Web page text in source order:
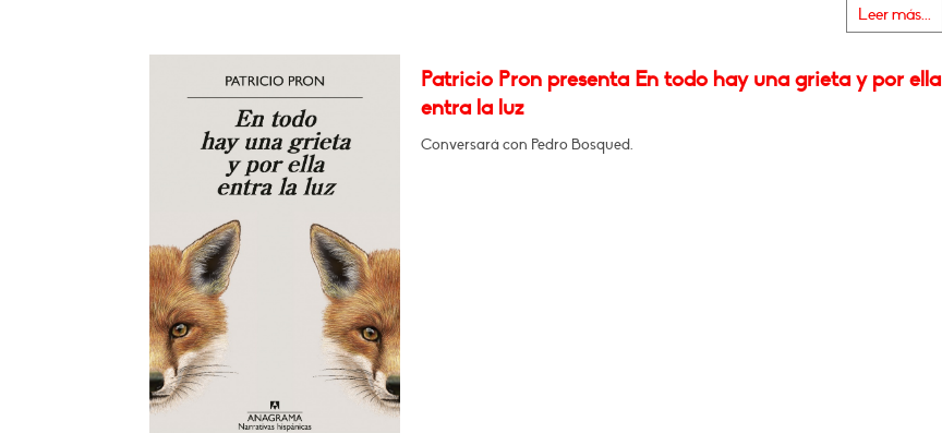
Leer más...
Patricio Pron presenta En todo hay una grieta y por ella
entra la luz
Conversará con Pedro Bosqued.